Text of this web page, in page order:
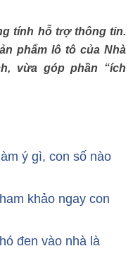
tính hỗ trợ thông tin.
phẩm lô tô của Nhà
vừa góp phần “ích
ý gì, con số nào
khảo ngay con
đen vào nhà là